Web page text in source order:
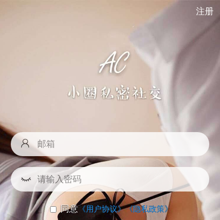
注册
同意《用户协议》《隐私政策》